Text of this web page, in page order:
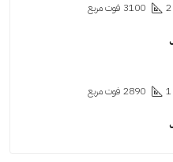
2
3100 فوت مربع
1
2890 فوت مربع